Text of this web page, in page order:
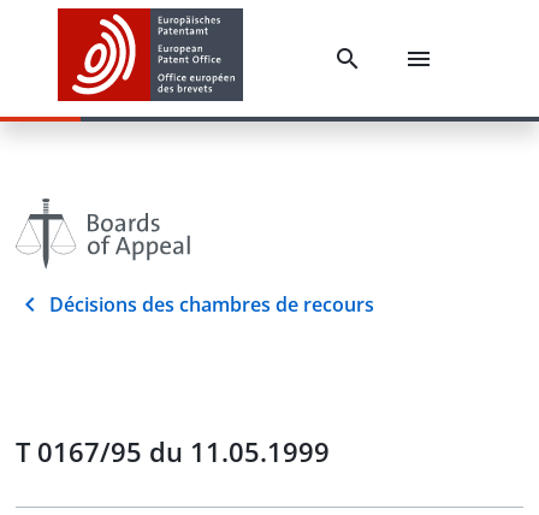
Décisions des chambres de recours
T 0167/95 du 11.05.1999